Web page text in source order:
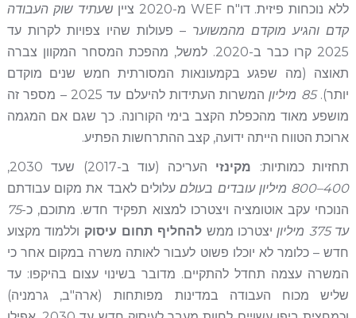
ללא נוכחות פיזית. דו"ח WEF מ-2020 ציין ש
עתיד שוק העבודה
קדם והגיע מוקדם מהמשוער – פעולות שהיו צפויות לקרות עד
2025 קרו כבר ב-2020. למשל, מהפכת המסחר המקוון צברה
תאוצה (מה שפגע בקמעונאות המסורתית חמש שנים מוקדם
יותר).85 מיליון
המשרות העתידות להיעלם עד 2025 – מספר זה
מושפע מאוד מהכפלת הקצב בימי הקורונה. כך שגם אם המגמה
ארוכת הטווח הייתה ידועה, קצב ההתרחשות הפתיע.
תחזיות כמותיות: מקינזי העריכה (עוד ב-2017) שעד 2030,
400–800 מיליון עובדים בעולם
עלולים לאבד את מקום עבודתם
הנוכחי עקב אוטומציה ויצטרכו למצוא תפקיד חדש. מתוכם, כ-75
עד 375 מיליון
יצטרכו ממש להחליף תחום עיסוק וללמוד מקצוע
חדש – כלומר לא יוכלו פשוט לעבור לאותה משרה במקום אחר כי
המשרה עצמה תחדל להתקיים. מדובר בשינוי עצום בהיקפו: עד
שליש מכוח העבודה במדינות מפותחות (ארה"ב, גרמניה)